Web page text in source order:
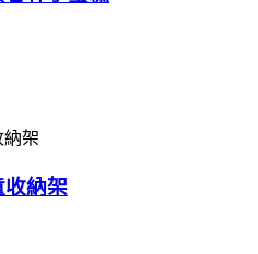
收納架